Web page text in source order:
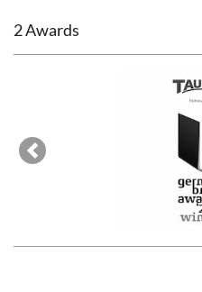
2 Awards
Previous